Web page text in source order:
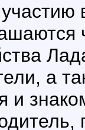
а
и